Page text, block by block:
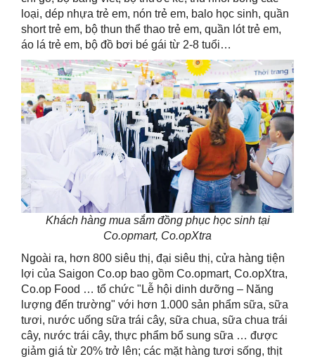
loại, dép nhựa trẻ em, nón trẻ em, balo học sinh, quần
short trẻ em, bộ thun thể thao trẻ em, quần lót trẻ em,
áo lá trẻ em, bộ đồ bơi bé gái từ 2-8 tuổi…
Khách hàng mua sắm đồng phục học sinh tại
Co.opmart, Co.opXtra
Ngoài ra, hơn 800 siêu thị, đại siêu thị, cửa hàng tiện
lợi của Saigon Co.op bao gồm Co.opmart, Co.opXtra,
Co.op Food … tổ chức "Lễ hội dinh dưỡng – Năng
lượng đến trường" với hơn 1.000 sản phẩm sữa, sữa
tươi, nước uống sữa trái cây, sữa chua, sữa chua trái
cây, nước trái cây, thực phẩm bổ sung sữa … được
giảm giá từ 20% trở lên; các mặt hàng tươi sống, thịt